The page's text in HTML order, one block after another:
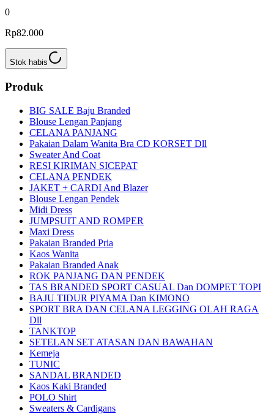
0
Rp82.000
Stok habis
Produk
BIG SALE Baju Branded
Blouse Lengan Panjang
CELANA PANJANG
Pakaian Dalam Wanita Bra CD KORSET Dll
Sweater And Coat
RESI KIRIMAN SICEPAT
CELANA PENDEK
JAKET + CARDI And Blazer
Blouse Lengan Pendek
Midi Dress
JUMPSUIT AND ROMPER
Maxi Dress
Pakaian Branded Pria
Kaos Wanita
Pakaian Branded Anak
ROK PANJANG DAN PENDEK
TAS BRANDED SPORT CASUAL Dan DOMPET TOPI
BAJU TIDUR PIYAMA Dan KIMONO
SPORT BRA DAN CELANA LEGGING OLAH RAGA
Dll
TANKTOP
SETELAN SET ATASAN DAN BAWAHAN
Kemeja
TUNIC
SANDAL BRANDED
Kaos Kaki Branded
POLO Shirt
Sweaters & Cardigans